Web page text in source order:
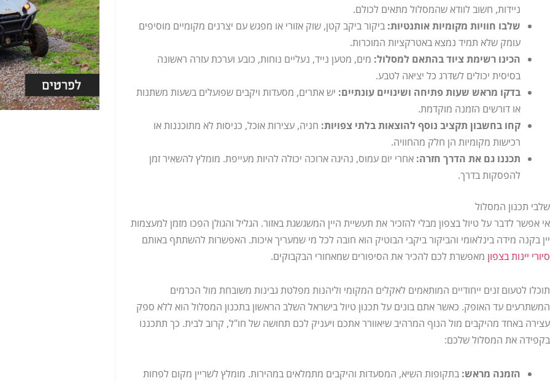
ניידות, חשוב לוודא שהמסלול מתאים לכולם.
שלבו חוויות מקומיות אותנטיות: ביקור ביקב קטן, שוק אזורי או מפגש עם יצרנים מקומיים מוסיפים
עומק שלא תמיד נמצא באטרקציות המוכרות.
הכינו רשימת ציוד בהתאם למסלול: מים, מטען נייד, נעליים נוחות, כובע וערכת עזרה ראשונה
בסיסית יכולים לשדרג כל יציאה לטבע.
בדקו מראש שעות פתיחה ושינויים עונתיים: יש אתרים, מסעדות ויקבים שפועלים בשעות משתנות
או דורשים הזמנה מוקדמת.
קחו בחשבון תקציב נוסף להוצאות בלתי צפויות: חניה, עצירות אוכל, כניסות לא מתוכננות או
רכישות מקומיות הן חלק מהחוויה.
תכננו גם את הדרך חזרה: אחרי יום עמוס, נהיגה ארוכה יכולה להיות מעייפת. מומלץ להשאיר זמן
להפסקות בדרך.
שלבי תכנון המסלול
אי אפשר לדבר על טיול בצפון מבלי להזכיר את תעשיית היין המשגשגת באזור. הגליל והגולן הפכו מזמן למעצמות
יין בקנה מידה בינלאומי והביקור ביקבי הבוטיק הוא חובה לכל מי שמעריך איכות. האפשרות להשתתף באותם
סיורי יינות בצפון מאפשרת לכם להכיר את הסיפורים שמאחורי הבקבוקים.
תוכלו לטעום זנים ייחודיים המותאמים לאקלים המקומי וליהנות מפלטת גבינות משובחת מול הכרמים
המשתרעים עד האופק. כאשר אתם בונים על תכנון טיול בישראל השלב הראשון בתכנון המסלול הוא ללא ספק
עצירה באחד מהיקבים מול הנוף המרהיב שיאוורר אתכם ויעניק לכם תחושה של חו"ל, קרוב לבית. כך תתכננו
בקפידה את המסלול שלכם:
הזמנה מראש: בתקופות השיא, המסעדות והיקבים מתמלאים במהירות. מומלץ לשריין מקום לפחות